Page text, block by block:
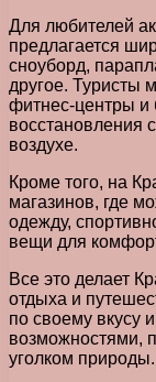
Для любителей
предлагается
сноуборд,
другое. Туристы
фитнес-центры и
восстановления
воздухе.
Кроме того, на
магазинов, где
одежду,
вещи для
Все это делает
отдыха и
по своему вкусу
возможностями,
уголком природы.